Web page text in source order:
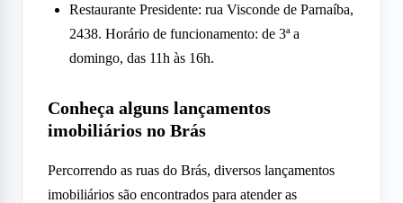
Restaurante Presidente: rua Visconde de Parnaíba,
2438. Horário de funcionamento: de 3ª a
domingo, das 11h às 16h.
Conheça alguns lançamentos
imobiliários no Brás
Percorrendo as ruas do Brás, diversos lançamentos
imobiliários são encontrados para atender as